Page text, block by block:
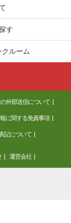
平４丁目
平４丁目
す
ルーム
外部送信について
に関する免責事項
記について
運営会社